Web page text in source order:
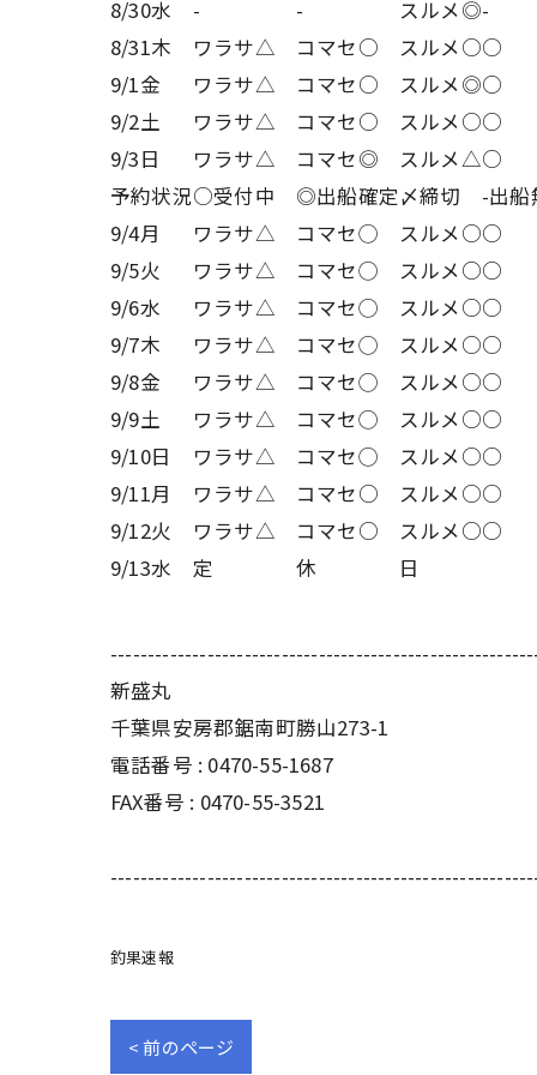
8/30水
- - スルメ◎-
8/31木
ワラサ△ コマセ○ スルメ○○
9/1金
ワラサ△ コマセ○ スルメ◎○
9/2土
ワラサ△ コマセ○ スルメ○○
9/3日
ワラサ△ コマセ◎ スルメ△○
予約状況○受付中 ◎出船確定〆締切 -出船
9/4月
ワラサ△ コマセ◯ スルメ○○
9/5火
ワラサ△ コマセ◯ スルメ○○
9/6水
ワラサ△ コマセ◯ スルメ○○
9/7木
ワラサ△ コマセ◯ スルメ○○
9/8金
ワラサ△ コマセ◯ スルメ○○
9/9土
ワラサ△ コマセ◯ スルメ○○
9/10日
ワラサ△ コマセ◯ スルメ○○
9/11月
ワラサ△ コマセ○ スルメ○○
9/12火
ワラサ△ コマセ○ スルメ○○
9/13水
定 休 日
新盛丸
千葉県安房郡鋸南町勝山273-1
電話番号 : 0470-55-1687
FAX番号 : 0470-55-3521
釣果速報
< 前のページ